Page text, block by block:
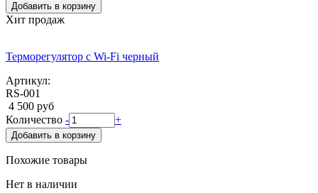
Добавить в корзину
Хит продаж
Терморегулятор с Wi-Fi черный
Артикул:
RS-001
4 500 руб
Количество - +
Добавить в корзину
Похожие товары
Нет в наличии